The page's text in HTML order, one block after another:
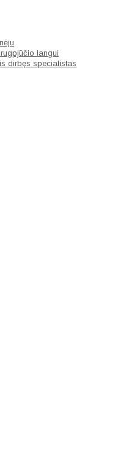
langui
dirbęs specialistas